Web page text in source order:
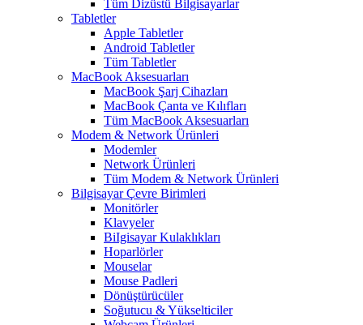
Tüm Dizüstü Bilgisayarlar
Tabletler
Apple Tabletler
Android Tabletler
Tüm Tabletler
MacBook Aksesuarları
MacBook Şarj Cihazları
MacBook Çanta ve Kılıfları
Tüm MacBook Aksesuarları
Modem & Network Ürünleri
Modemler
Network Ürünleri
Tüm Modem & Network Ürünleri
Bilgisayar Çevre Birimleri
Monitörler
Klavyeler
BiIgisayar Kulaklıkları
Hoparlörler
Mouselar
Mouse Padleri
Dönüştürücüler
Soğutucu & Yükselticiler